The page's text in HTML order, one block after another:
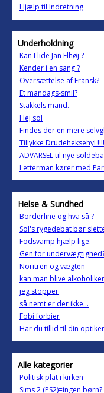
Hjælp til Indretning
Underholdning
Kan I lide Jan Elhøj ?
Kender i en sang ?
Oversættelse af Fransk?
Et mandags-smil?
Stakkels mand.
Hej sol
Findes der en mere
Tillykke Drudeheksehyl !!!!
ADVARSEL til nye
Letterman kører med
Helse & Sundhed
Borderline og hva så ?
Sol's rygedebat bør
Fodsvamp hjælp lige.
Gen for
Noritren og vægten
kan man blive
jeg stopper
så nemt er der ikke...
Fobi forbier
Har du tillid til din
Alle kategorier
Politisk plat i kirken
Sims 2 (PS2)=ingen børn?